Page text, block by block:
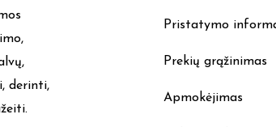
product
derinti,
Pristatymo
Prekių grąžinimas
Apmokėjimas